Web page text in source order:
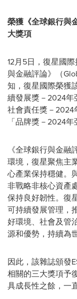
榮獲《全球銀行與
大獎項
12月5日，復星國
與金融評論》（
知，復星國際榮獲
續發展獎－2024年
社會責任獎－2024
「品牌獎－2024
《全球銀行與金
環境，復星聚焦主
心產業保持穩健。
非戰略非核心資產
保持良好韌性。復
可持續發展管理，
好環境、社會及管
源和優勢，持續為
因此，該雜誌頒發
相關的三大獎項予
具成長性之餘，一